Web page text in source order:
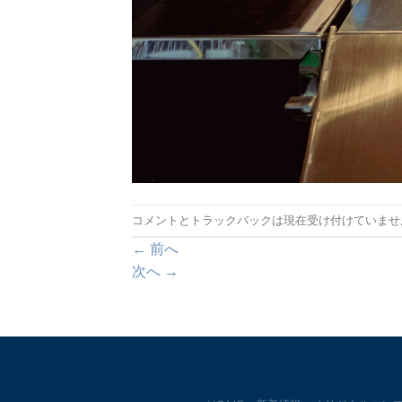
コメントとトラックバックは現在受け付けていま
← 前へ
次へ →